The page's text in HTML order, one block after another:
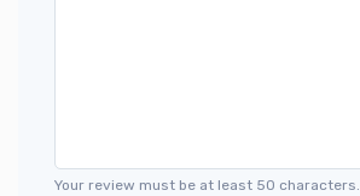
Your review must be at least 50 characters.